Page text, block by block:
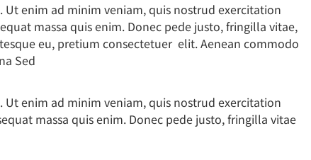
enim ad minim veniam, quis nostrud exercitation
massa quis enim. Donec pede justo, fringilla vitae,
eu, pretium consectetuer elit. Aenean commodo
Sed
enim ad minim veniam, quis nostrud exercitation
massa quis enim. Donec pede justo, fringilla vitae